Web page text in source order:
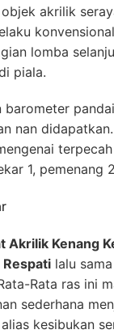
akrilik
lomba
piala.
barometer
nan
1, pemenang
Akrilik Kenang
Respati lalu
Rata ras ini
sederhana
kesibukan